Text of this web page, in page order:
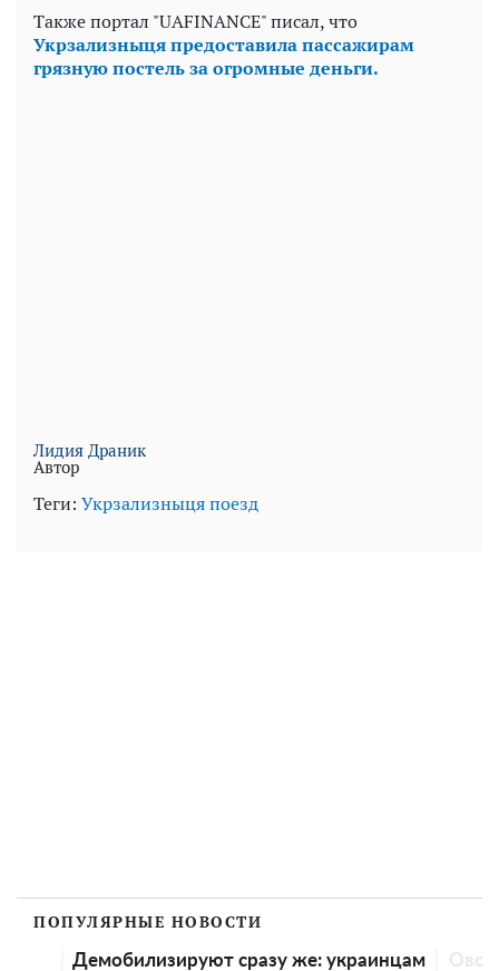
Также портал "UAFINANCE" писал, что
Укрзализныця предоставила пассажирам
грязную постель за огромные деньги.
Лидия Драник
Автор
Теги: Укрзализныцяпоезд
ПОПУЛЯРНЫЕ НОВОСТИ
Демобилизируют сразу же: украинцам